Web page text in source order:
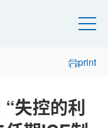
print
“失控的利